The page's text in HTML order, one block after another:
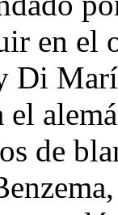
en el
Di
el
de